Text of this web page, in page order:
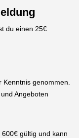
du einen 25€
Kenntnis genommen.
Angeboten
gültig und kann